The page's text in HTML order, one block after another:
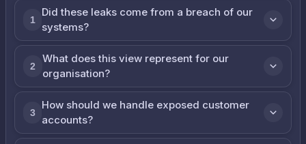
1
Did these leaks come from a breach of our
systems?
2
What does this view represent for our
organisation?
3
How should we handle exposed customer
accounts?